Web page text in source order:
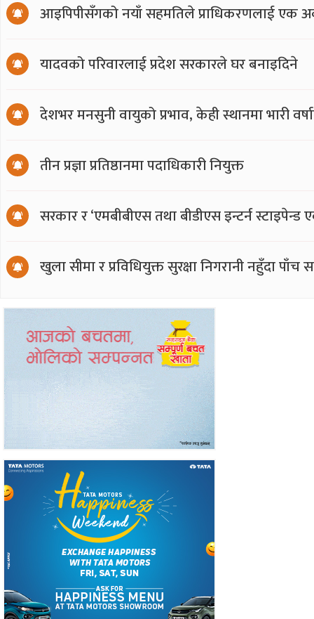
आइपिपीसँगको नयाँ सहमतिले प्राधिकरणलाई एक
यादवको परिवारलाई प्रदेश सरकारले घर बनाइदिने
देशभर मनसुनी वायुको प्रभाव, केही स्थानमा भारी
तीन प्रज्ञा प्रतिष्ठानमा पदाधिकारी नियुक्त
सरकार र ‘एमबीबीएस तथा बीडीएस इन्टर्न
खुला सीमा र प्रविधियुक्त सुरक्षा निगरानी नहुँदा पाँच